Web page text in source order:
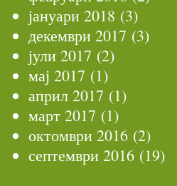
јануари 2018 (3)
декември 2017 (3)
јули 2017 (2)
мај 2017 (1)
април 2017 (1)
март 2017 (1)
октомври 2016 (2)
септември 2016 (19)